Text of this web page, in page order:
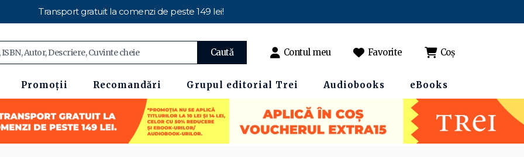
Transport gratuit la comenzi de peste 149 lei!
Caută Contul meu Favorite Coș
Promoții Recomandări Grupul editorial Trei Audiobooks eBooks